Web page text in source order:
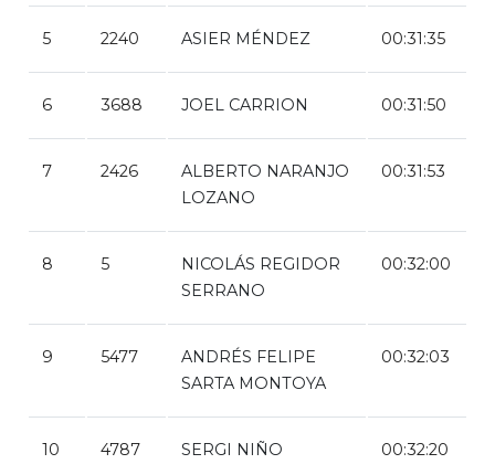
5 2240 ASIER MÉNDEZ 00:31:35
6 3688 JOEL CARRION 00:31:50
7 2426
ALBERTO NARANJO
LOZANO
00:31:53
8 5
NICOLÁS REGIDOR
SERRANO
00:32:00
9 5477
ANDRÉS FELIPE
SARTA MONTOYA
00:32:03
10 4787
SERGI NIÑO
00:32:20